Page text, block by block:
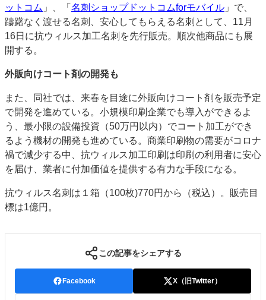
ットコム 」、「 名刺ショップドットコムforモバイル 」で、
躊躇なく渡せる名刺、安心してもらえる名刺として、11月
16日に抗ウィルス加工名刺を先行販売。順次他商品にも展
開する。
外販向けコート剤の開発も
また、同社では、来春を目途に外販向けコート剤を販売予定
で開発を進めている。小規模印刷企業でも導入ができるよ
う、最小限の設備投資（50万円以内）でコート加工ができ
るよう機材の開発も進めている。商業印刷物の需要がコロナ
禍で減少する中、抗ウィルス加工印刷は印刷の利用者に安心
を届け、業者に付加価値を提供する有力な手段になる。
抗ウィルス名刺は１箱（100枚)770円から（税込）。販売目
標は1億円。
この記事をシェアする
Facebook X（旧Twitter）